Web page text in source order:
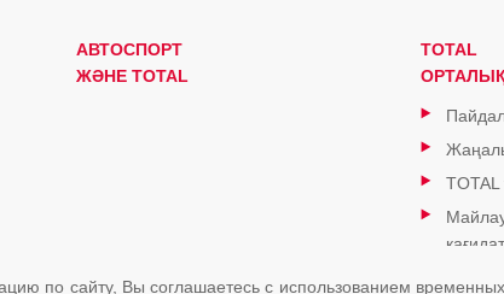
АВТОСПОРТ
ЖӘНЕ TOTAL
TOTAL
TOTAL
по сайту, Вы соглашаетесь с использованием